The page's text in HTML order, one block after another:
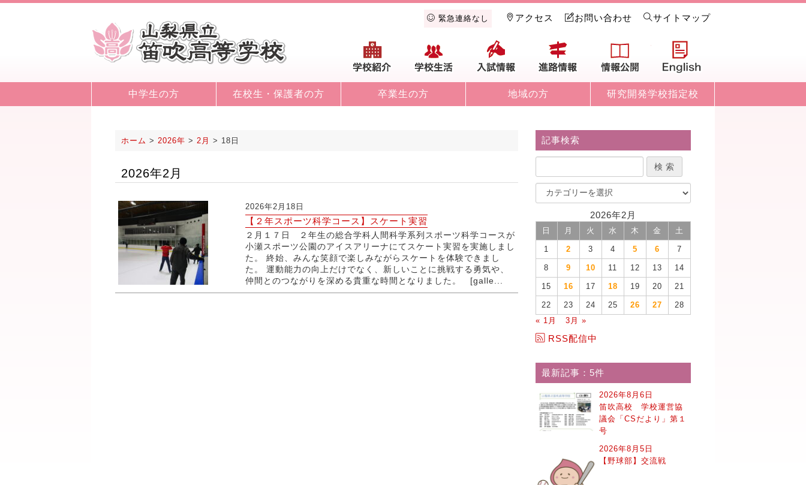
緊急連絡なし アクセス お問い合わせ サイトマップ
学校紹介 学校生活 入試情報 進路情報 情報公開
中学生の方 在校生・保護者の方 卒業生の方 地域の方 研究開発学校指定校
ホーム > 2026年 > 2月 > 18日
2026年2月
2026年2月18日
【２年スポーツ科学コース】スケート実習
２月１７日 ２年生の総合学科人間科学系列スポーツ科学コースが
小瀬スポーツ公園のアイスアリーナにてスケート実習を実施しまし
た。 終始、みんな笑顔で楽しみながらスケートを体験できまし
た。 運動能力の向上だけでなく、新しいことに挑戦する勇気や、
仲間とのつながりを深める貴重な時間となりました。 [galle...
記事検索
2026年2月
日 月 火 水 木 金 土
1 2 3 4 5 6 7
8 9 10 11 12 13 14
15 16 17 18 19 20 21
22 23 24 25 26 27
28
« 1月
3月 »
RSS配信中
最新記事：5件
2026年8月6日
笛吹高校 学校運営協
議会「CSだより」第１
号
2026年8月5日
【野球部】交流戦